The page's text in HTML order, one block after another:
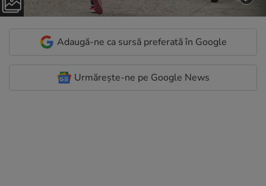
Adaugă-ne ca sursă preferată în Google
Urmărește-ne pe Google News